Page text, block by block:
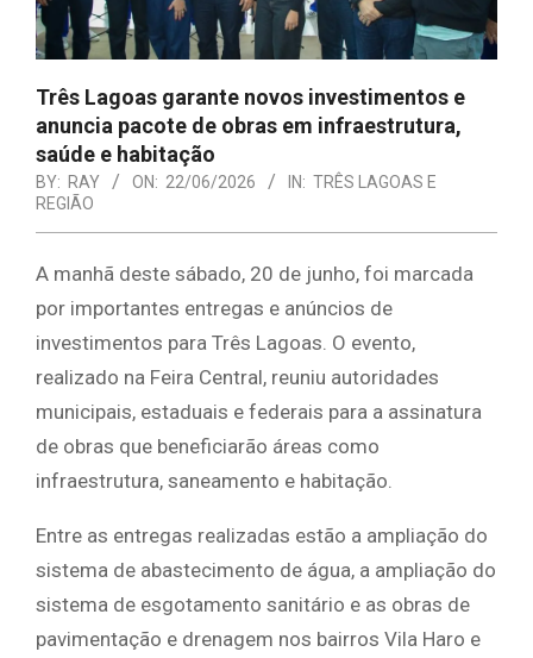
Três Lagoas garante novos investimentos e
anuncia pacote de obras em infraestrutura,
saúde e habitação
BY: RAY ON: 22/06/2026 IN: TRÊS LAGOAS E
REGIÃO
A manhã deste sábado, 20 de junho, foi marcada
por importantes entregas e anúncios de
investimentos para Três Lagoas. O evento,
realizado na Feira Central, reuniu autoridades
municipais, estaduais e federais para a assinatura
de obras que beneficiarão áreas como
infraestrutura, saneamento e habitação.
Entre as entregas realizadas estão a ampliação do
sistema de abastecimento de água, a ampliação do
sistema de esgotamento sanitário e as obras de
pavimentação e drenagem nos bairros Vila Haro e